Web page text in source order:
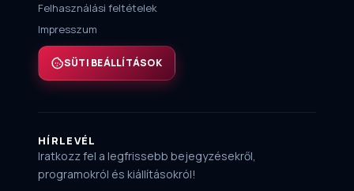
Felhasználási feltételek
Impresszum
SÜTI BEÁLLÍTÁSOK
HÍRLEVÉL
Iratkozz fel a legfrissebb bejegyzésekről,
programokról és kiállításokról!